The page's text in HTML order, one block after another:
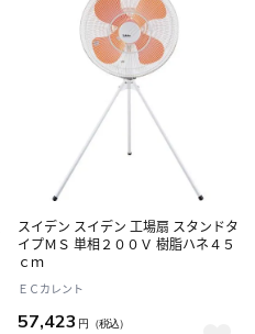
スイデン スイデン 工場扇 スタンドタ
イプＭＳ 単相２００Ｖ 樹脂ハネ４５
ｃｍ
ＥＣカレント
57,423 円 （税込）